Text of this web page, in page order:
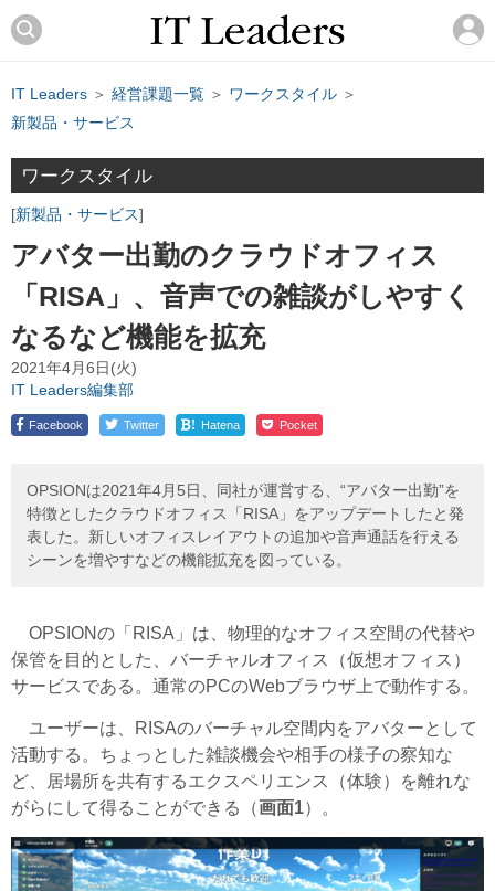
IT Leaders ＞ 経営課題一覧 ＞ ワークスタイル ＞
新製品・サービス
ワークスタイル
新製品・サービス
アバター出勤のクラウドオフィス
「RISA」、音声での雑談がしやすく
なるなど機能を拡充
2021年4月6日(火)
IT Leaders編集部
Facebook Twitter ! Hatena Pocket
OPSIONは2021年4月5日、同社が運営する、“アバター出勤”を
特徴としたクラウドオフィス「RISA」をアップデートしたと発
表した。新しいオフィスレイアウトの追加や音声通話を行える
シーンを増やすなどの機能拡充を図っている。
OPSIONの「RISA」は、物理的なオフィス空間の代替や
保管を目的とした、バーチャルオフィス（仮想オフィス）
サービスである。通常のPCのWebブラウザ上で動作する。
ユーザーは、RISAのバーチャル空間内をアバターとして
活動する。ちょっとした雑談機会や相手の様子の察知な
ど、居場所を共有するエクスペリエンス（体験）を離れな
がらにして得ることができる（画面1）。